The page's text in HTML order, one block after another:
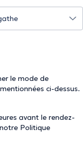
le mode de
ci-dessus.
avant le rendez-
Politique